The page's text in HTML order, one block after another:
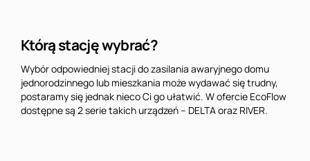
Którą stację wybrać?
Wybór odpowiedniej stacji do zasilania awaryjnego domu
jednorodzinnego lub mieszkania może wydawać się trudny,
postaramy się jednak nieco Ci go ułatwić. W ofercie EcoFlow
dostępne są 2 serie takich urządzeń – DELTA oraz RIVER.